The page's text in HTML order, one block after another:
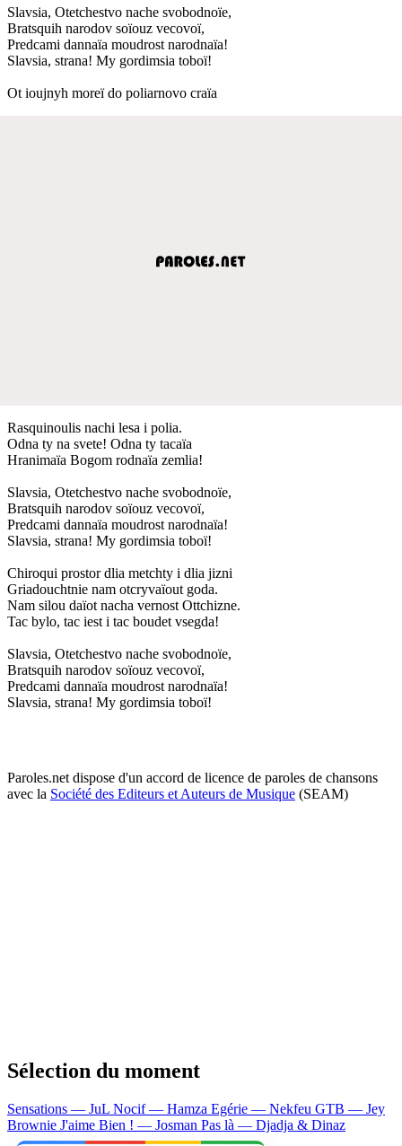
Slavsia, Otetchestvo nache svobodnoïe,
Bratsquih narodov soïouz vecovoï,
Predcami dannaïa moudrost narodnaïa!
Slavsia, strana! My gordimsia toboï!
Ot ioujnyh moreï do poliarnovo craïa
Rasquinoulis nachi lesa i polia.
Odna ty na svete! Odna ty tacaïa
Hranimaïa Bogom rodnaïa zemlia!
Slavsia, Otetchestvo nache svobodnoïe,
Bratsquih narodov soïouz vecovoï,
Predcami dannaïa moudrost narodnaïa!
Slavsia, strana! My gordimsia toboï!
Chiroqui prostor dlia metchty i dlia jizni
Griadouchtnie nam otcryvaïout goda.
Nam silou daïot nacha vernost Ottchizne.
Tac bylo, tac iest i tac boudet vsegda!
Slavsia, Otetchestvo nache svobodnoïe,
Bratsquih narodov soïouz vecovoï,
Predcami dannaïa moudrost narodnaïa!
Slavsia, strana! My gordimsia toboï!
Paroles.net dispose d'un accord de licence de paroles de chansons
avec la Société des Editeurs et Auteurs de Musique (SEAM)
Sélection du moment
Sensations — JuL Nocif — Hamza Egérie — Nekfeu GTB — Jey
Brownie J'aime Bien ! — Josman Pas là — Djadja & Dinaz